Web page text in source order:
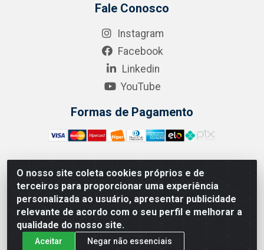
O nosso site coleta cookies próprios e de
terceiros para proporcionar uma experiência
personalizada ao usuário, apresentar publicidade
relevante de acordo com o seu perfil e melhorar a
qualidade do nosso site.
Aceitar Negar não essenciais
Fale Conosco
Instagram
Facebook
Linkedin
YouTube
Formas de Pagamento
A.R. RODRIGUEZ SOLUÇÕES EM SAÚDE - Endereço Av.
Joaquim Nabuco, 2235 - Centro, Manaus - AM, CEP
69020-031 - CNPJ 04.562.591/0001-41